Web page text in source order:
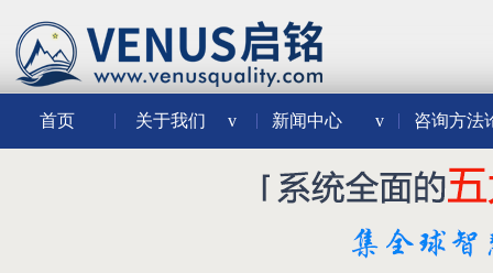
首页 关于我们 v 新闻中心 v 咨询方法